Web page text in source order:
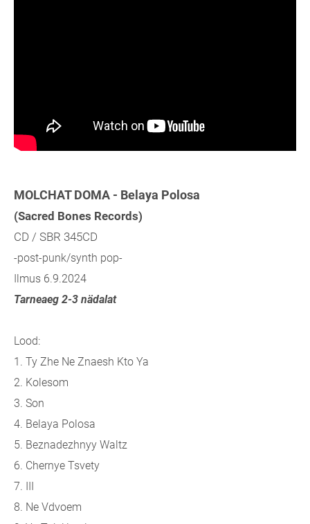
MOLCHAT DOMA - Belaya Polosa
(Sacred Bones Records)
CD / SBR 345CD
-post-punk/synth pop-
Ilmus 6.9.2024
Tarneaeg 2-3 nädalat
Lood:
1. Ty Zhe Ne Znaesh Kto Ya
2. Kolesom
3. Son
4. Belaya Polosa
5. Beznadezhnyy Waltz
6. Chernye Tsvety
7. III
8. Ne Vdvoem